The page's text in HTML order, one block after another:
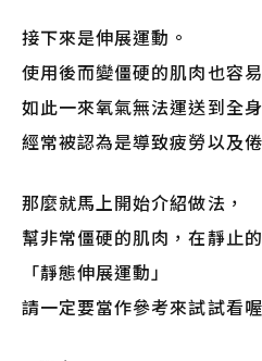
接下來是伸展運動。
使用後而變僵硬的肌肉也容
如此一來氧氣無法運送到全身
經常被認為是導致疲勞以及
那麼就馬上開始介紹做法，
幫非常僵硬的肌肉，在靜止
「靜態伸展運動」
請一定要當作參考來試試看喔